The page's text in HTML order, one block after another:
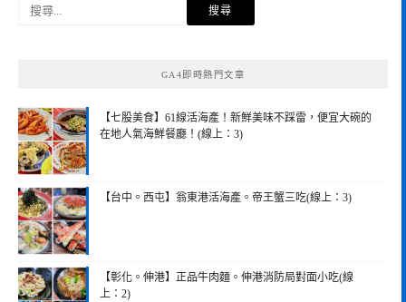
GA4即時熱門文章
【七股美食】61線活海產！新鮮美味不踩雷，便宜大碗的
在地人氣海鮮餐廳！(線上：3)
【台中。西屯】翁東港活海產。帝王蟹三吃(線上：3)
【彰化。伸港】正品牛肉麵。伸港消防局對面小吃(線
上：2)